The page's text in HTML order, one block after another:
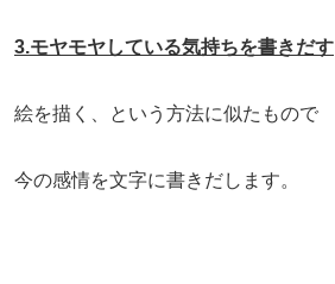
3.モヤモヤしている気持ちを書きだす
絵を描く、という方法に似たもので
今の感情を文字に書きだします。